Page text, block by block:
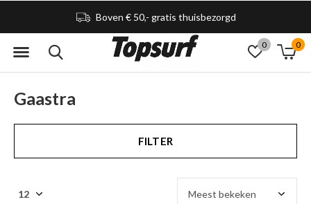
0 0
Boven € 50,- gratis thuisbezorgd
Gaastra
FILTER